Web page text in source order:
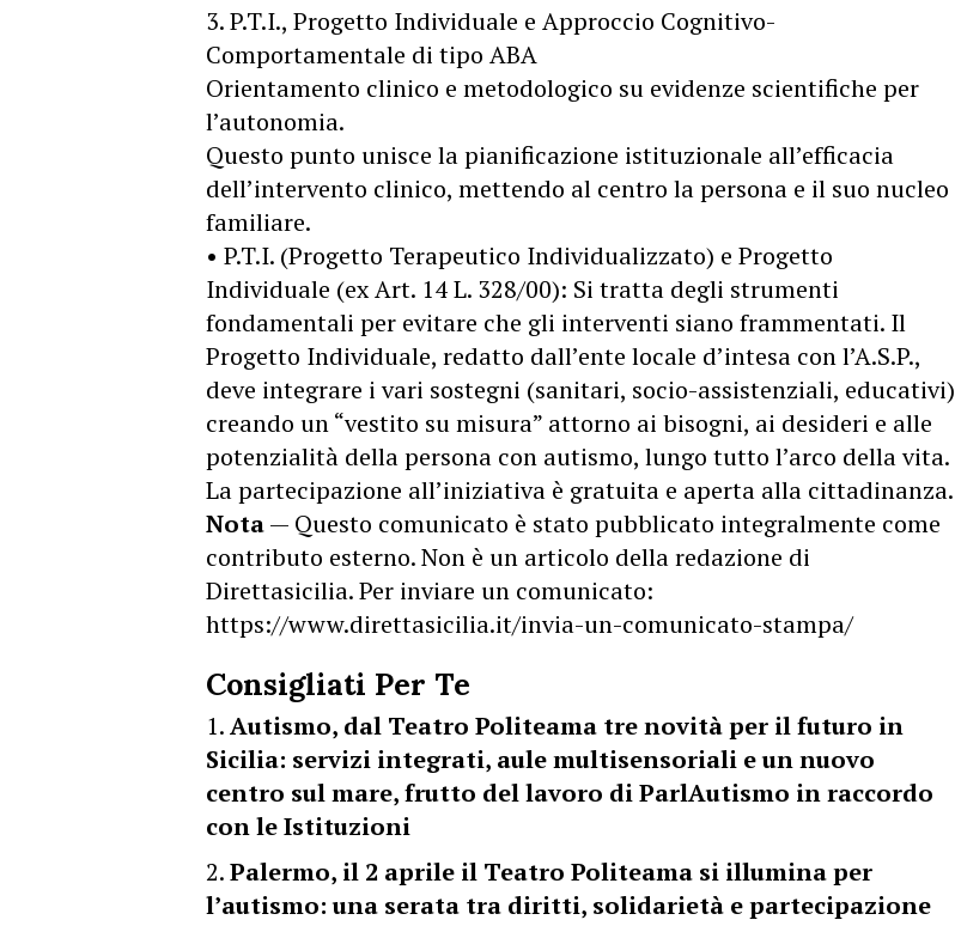
3. P.T.I., Progetto Individuale e Approccio Cognitivo-
Comportamentale di tipo ABA
Orientamento clinico e metodologico su evidenze scientifiche per
l’autonomia.
Questo punto unisce la pianificazione istituzionale all’efficacia
dell’intervento clinico, mettendo al centro la persona e il suo nucleo
familiare.
• P.T.I. (Progetto Terapeutico Individualizzato) e Progetto
Individuale (ex Art. 14 L. 328/00): Si tratta degli strumenti
fondamentali per evitare che gli interventi siano frammentati. Il
Progetto Individuale, redatto dall’ente locale d’intesa con l’A.S.P.,
deve integrare i vari sostegni (sanitari, socio-assistenziali, educativi)
creando un “vestito su misura” attorno ai bisogni, ai desideri e alle
potenzialità della persona con autismo, lungo tutto l’arco della vita.
La partecipazione all’iniziativa è gratuita e aperta alla cittadinanza.
Nota— Questo comunicato è stato pubblicato integralmente come
contributo esterno. Non è un articolo della redazione di
Direttasicilia. Per inviare un comunicato:
https://www.direttasicilia.it/invia-un-comunicato-stampa/
Consigliati Per Te
Autismo, dal Teatro Politeama tre novità per il futuro in
Sicilia: servizi integrati, aule multisensoriali e un nuovo
centro sul mare, frutto del lavoro di ParlAutismo in raccordo
con le Istituzioni
Palermo, il 2 aprile il Teatro Politeama si illumina per
l’autismo: una serata tra diritti, solidarietà e partecipazione